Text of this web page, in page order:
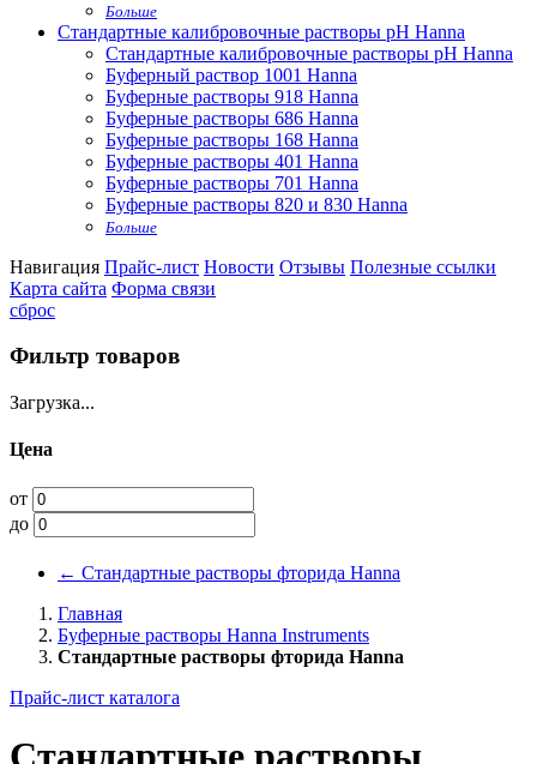
Больше
Стандартные калибровочные растворы pH Hanna
Стандартные калибровочные растворы pH Hanna
Буферный раствор 1001 Hanna
Буферные растворы 918 Hanna
Буферные растворы 686 Hanna
Буферные растворы 168 Hanna
Буферные растворы 401 Hanna
Буферные растворы 701 Hanna
Буферные растворы 820 и 830 Hanna
Больше
Навигация Прайс-лист Новости Отзывы Полезные ссылки
Карта сайта Форма связи
сброс
Фильтр товаров
Загрузка...
Цена
от
до
← Стандартные растворы фторида Hanna
Главная
Буферные растворы Hanna Instruments
Стандартные растворы фторида Hanna
Прайс-лист каталога